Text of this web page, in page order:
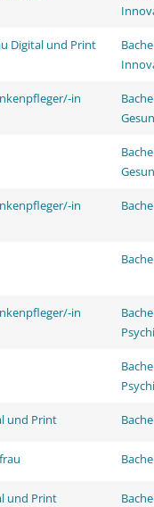
Digital und Print
in
in
in
und Print
und Print